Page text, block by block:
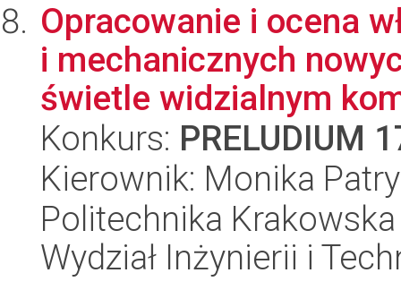
Opracowanie i ocena
i mechanicznych
świetle widzialnym
Konkurs: PRELUDIUM
Kierownik: Monika
Politechnika
Wydział Inżynierii i